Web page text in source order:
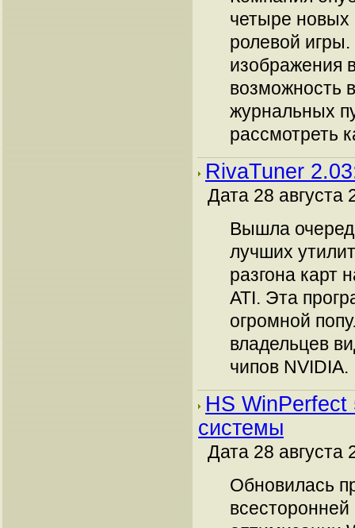
четыре новых
ролевой
изображения
возможность
журнальных
рассмотреть
RivaTuner
Дата 28 августа
Вышла
лучших
разгона карт
ATI. Эта
огромной
владельцев
чипов NVIDIA.
HS WinPerfect
системы
Дата 28 августа
Обновилась
всесторонней